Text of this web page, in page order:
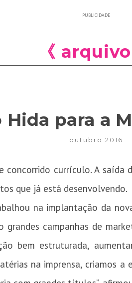
PUBLICIDADE
《 arquivo
Hida para a
outubro 2016
concorrido currículo. A
que já está desenvolvendo.
na implantação da
grandes campanhas de
bem estruturada,
na imprensa, criamos